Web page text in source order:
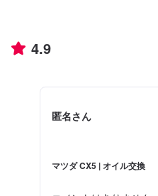
4.9
匿名さん
マツダ CX5 | オイル交換